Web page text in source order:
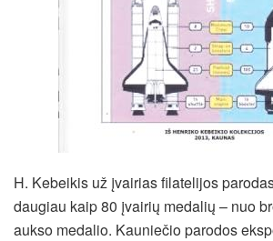
H. Kebeikis už įvairias filatelijos
daugiau kaip 80 įvairių medalių – nuo
aukso medalio. Kauniečio parodos